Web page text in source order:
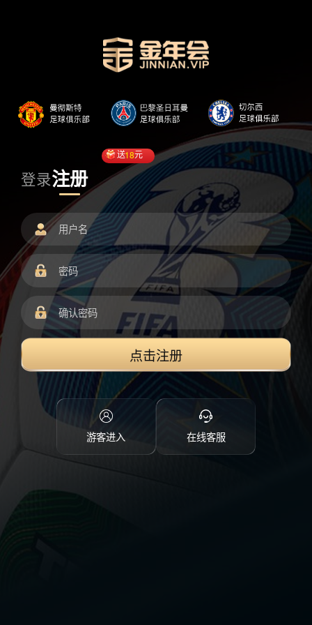
登录注册
送18元
点击注册
游客进入 在线客服